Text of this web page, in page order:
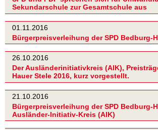
Sekundarschule zur Gesamtschule aus
01.11.2016
Bürgerpreisverleihung der SPD Bedburg-
26.10.2016
Der Ausländerinitiativkreis (AIK),
Hauer Stele 2016, kurz vorgestellt.
21.10.2016
Bürgerpreisverleihung der SPD Bedburg-
Ausländer-Initiativ-Kreis (AIK)